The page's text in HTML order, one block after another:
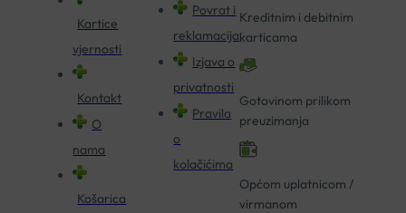
Kartice
vjernosti
Kontakt
O
nama
Košarica
Povrat i
reklamacija
Izjava o
privatnosti
Pravila
o
kolačićima
Kreditnim i debitnim
karticama
Gotovinom prilikom
preuzimanja
Općom uplatnicom /
virmanom